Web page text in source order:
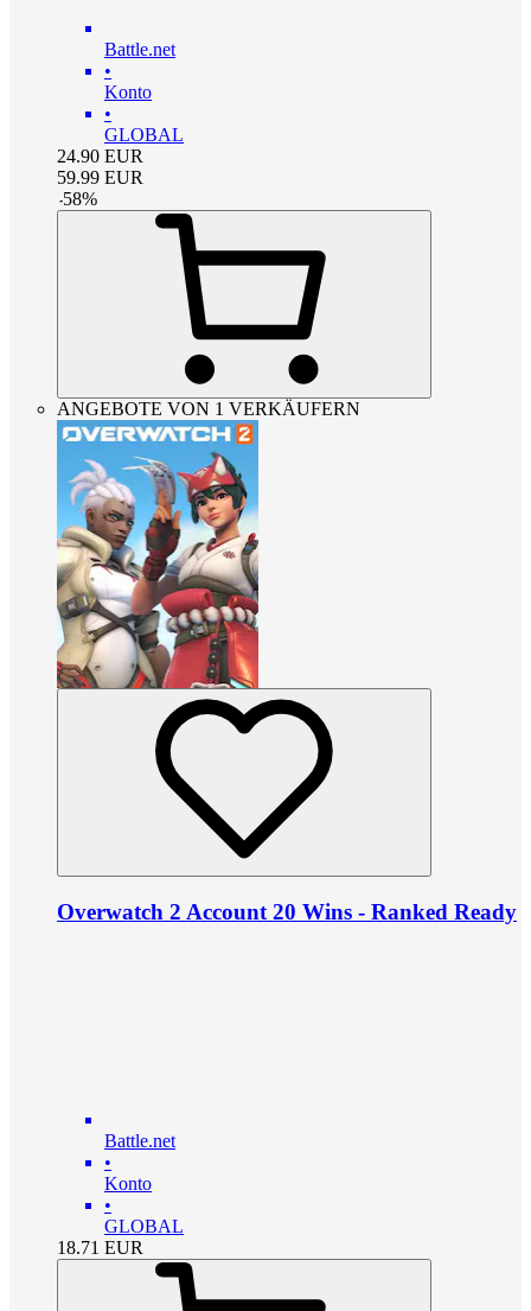
Battle.net
•
Konto
•
GLOBAL
24.90 EUR
59.99 EUR
-58%
ANGEBOTE VON 1 VERKÄUFERN
Overwatch 2 Account 20 Wins - Ranked Ready
Battle.net
•
Konto
•
GLOBAL
18.71 EUR